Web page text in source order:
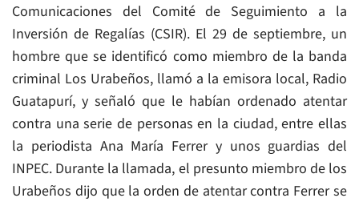
Comunicaciones del Comité de Seguimiento a la
Inversión de Regalías (CSIR). El 29 de septiembre, un
hombre que se identificó como miembro de la banda
criminal Los Urabeños, llamó a la emisora local, Radio
Guatapurí, y señaló que le habían ordenado atentar
contra una serie de personas en la ciudad, entre ellas
la periodista Ana María Ferrer y unos guardias del
INPEC. Durante la llamada, el presunto miembro de los
Urabeños dijo que la orden de atentar contra Ferrer se